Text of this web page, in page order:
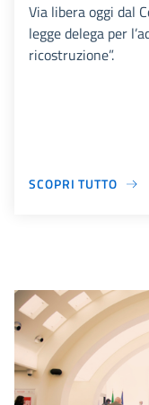
Via libera oggi dal
legge delega per
ricostruzione”.
SCOPRI TUTTO